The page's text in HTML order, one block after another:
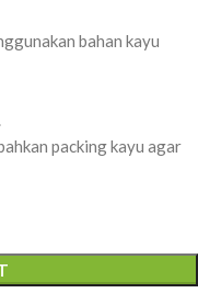
bahan kayu
packing kayu agar